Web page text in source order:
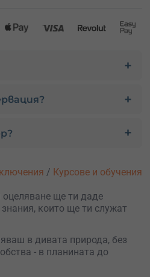
/ Курсове и обучения
ще ти даде
които ще ти служат
в дивата природа, без
- в планината до